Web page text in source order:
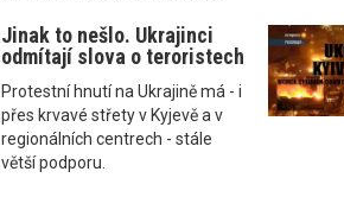
Jinak to nešlo. Ukrajinci
odmítají slova o teroristech
Protestní hnutí na Ukrajině má - i
přes krvavé střety v Kyjevě a v
regionálních centrech - stále
větší podporu.